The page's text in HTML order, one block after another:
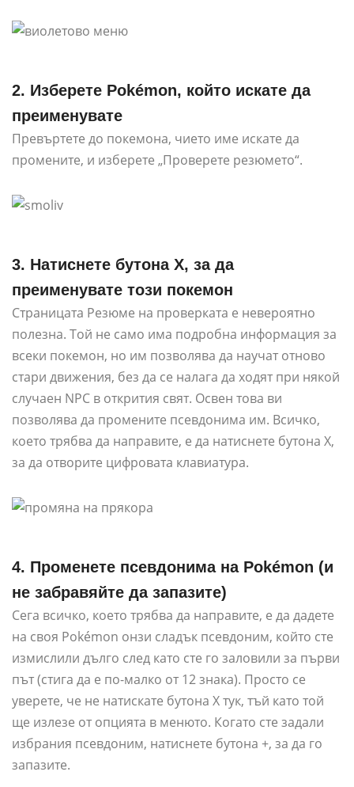
2. Изберете Pokémon, който искате да
преименувате
Превъртете до покемона, чието име искате да
промените, и изберете „Проверете резюмето“.
3. Натиснете бутона X, за да
преименувате този покемон
Страницата Резюме на проверката е невероятно
полезна. Той не само има подробна информация за
всеки покемон, но им позволява да научат отново
стари движения, без да се налага да ходят при някой
случаен NPC в открития свят. Освен това ви
позволява да промените псевдонима им. Всичко,
което трябва да направите, е да натиснете бутона X,
за да отворите цифровата клавиатура.
4. Променете псевдонима на Pokémon (и
не забравяйте да запазите)
Сега всичко, което трябва да направите, е да дадете
на своя Pokémon онзи сладък псевдоним, който сте
измислили дълго след като сте го заловили за първи
път (стига да е по-малко от 12 знака). Просто се
уверете, че не натискате бутона X тук, тъй като той
ще излезе от опцията в менюто. Когато сте задали
избрания псевдоним, натиснете бутона +, за да го
запазите.